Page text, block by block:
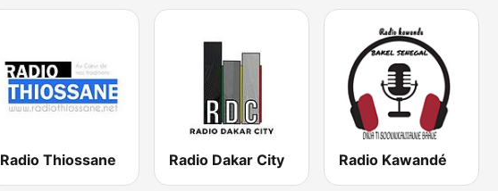
Radio Thiossane Radio Dakar City Radio Kawandé